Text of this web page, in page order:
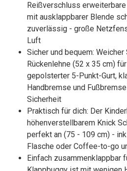
Reißverschluss
mit ausklappbarer Blende
zuverlässig - große
Luft
Sicher und bequem:
Rückenlehne (52 x 35 cm)
gepolsterter 5-Punkt-Gurt,
Handbremse und
Sicherheit
Praktisch für dich: Der
höhenverstellbarem Knick
perfekt an (75 - 109 cm) -
Flasche oder Coffee-to-go
Einfach zusammenklappbar